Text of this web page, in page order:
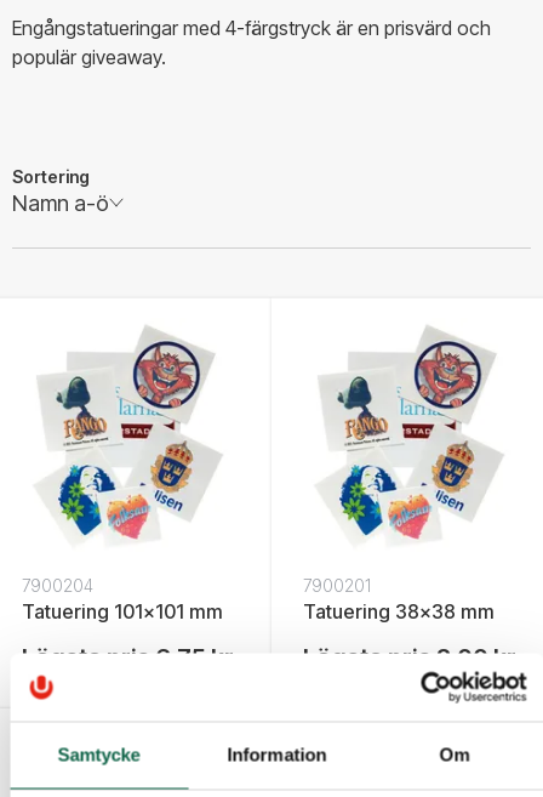
Samtycke Information Om
Engångstatueringar med 4-färgstryck är en prisvärd och
populär giveaway.
Sortering
Namn a-ö
7900204
Tatuering 101x101 mm
Lägsta pris 6,75 kr
7900201
Tatuering 38x38 mm
Lägsta pris 2,00 kr